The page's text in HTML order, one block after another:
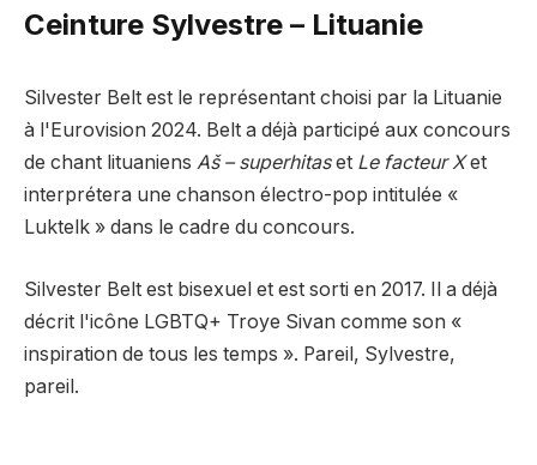
Ceinture Sylvestre – Lituanie
Silvester Belt est le représentant choisi par la Lituanie
à l'Eurovision 2024. Belt a déjà participé aux concours
de chant lituaniens Aš – superhitaset Le facteur Xet
interprétera une chanson électro-pop intitulée «
Luktelk » dans le cadre du concours.
Silvester Belt est bisexuel et est sorti en 2017. Il a déjà
décrit l'icône LGBTQ+ Troye Sivan comme son «
inspiration de tous les temps ». Pareil, Sylvestre,
pareil.